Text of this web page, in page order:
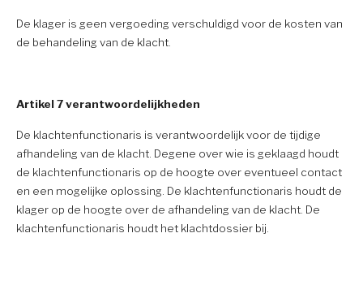
De klager is geen vergoeding verschuldigd voor de kosten van
de behandeling van de klacht.
Artikel 7 verantwoordelijkheden
De klachtenfunctionaris is verantwoordelijk voor de tijdige
afhandeling van de klacht. Degene over wie is geklaagd houdt
de klachtenfunctionaris op de hoogte over eventueel contact
en een mogelijke oplossing. De klachtenfunctionaris houdt de
klager op de hoogte over de afhandeling van de klacht. De
klachtenfunctionaris houdt het klachtdossier bij.